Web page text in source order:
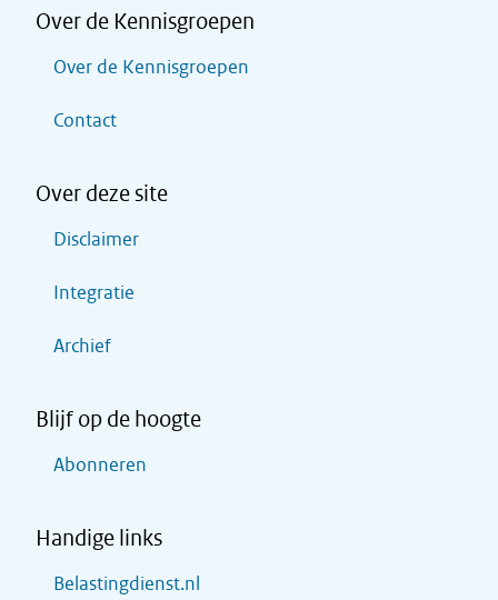
Over de Kennisgroepen
Over de Kennisgroepen
Contact
Over deze site
Disclaimer
Integratie
Archief
Blijf op de hoogte
Abonneren
Handige links
Belastingdienst.nl